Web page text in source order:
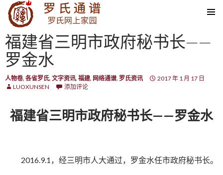
SKIP TO CONTENT
福建省三明市政府秘书长——
罗金水
人物卷, 各省罗氏, 文字资讯, 福建, 网络通谱, 罗氏资讯
2017 年 1 月 17 日
LUOXUNSEN
添加评论
福建省三明市政府秘书长——罗金水
2016.9.1，经三明市人大通过，罗金水任市政府秘书长。